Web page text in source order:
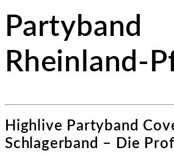
Partyband
Rheinland-
Highlive Partyband
Schlagerband – Die